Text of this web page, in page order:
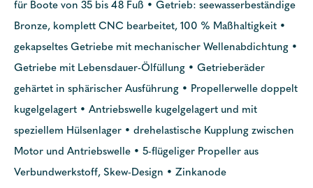
für Boote von 35 bis 48 Fuß • Getrieb: seewasserbeständige
Bronze, komplett CNC bearbeitet, 100 % Maßhaltigkeit •
gekapseltes Getriebe mit mechanischer Wellenabdichtung •
Getriebe mit Lebensdauer-Ölfüllung • Getrieberäder
gehärtet in sphärischer Ausführung • Propellerwelle doppelt
kugelgelagert • Antriebswelle kugelgelagert und mit
speziellem Hülsenlager • drehelastische Kupplung zwischen
Motor und Antriebswelle • 5-flügeliger Propeller aus
Verbundwerkstoff, Skew-Design • Zinkanode